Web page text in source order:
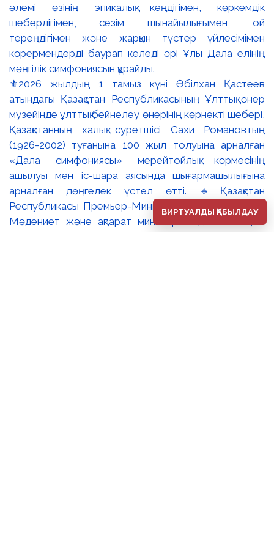
⚜️2026 жылдың 1 тамыз күні Әбілхан Қастеев
атындағы Қазақстан Республикасының Ұлттық өнер
музейінде ұлттық бейнелеу өнерінің көрнекті шебері,
Қазақстанның халық суретшісі Сахи Романовтың
(1926-2002) туғанына 100 жыл толуына арналған
«Дала симфониясы» мерейтойлық көрмесінің
ашылуы мен іс-шара аясында шығармашылығына
арналған дөңгелек үстел өтті. 🔹Қазақстан
Республикасы Премьер-Министрінің орынбасары –
Мәдениет және ақпарат министрі Аида Ғалымқызы
ВИРТУАЛДЫ ҚАБЫЛДАУ